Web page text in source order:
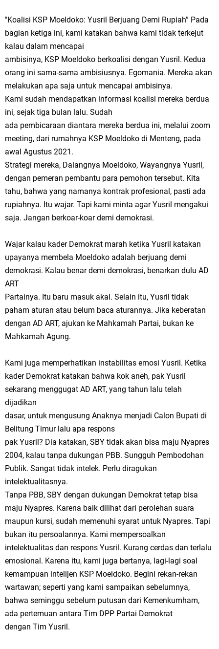
"Koalisi KSP Moeldoko: Yusril Berjuang Demi Rupiah” Pada
bagian ketiga ini, kami katakan bahwa kami tidak terkejut
kalau dalam mencapai
ambisinya, KSP Moeldoko berkoalisi dengan Yusril. Kedua
orang ini sama-sama ambisiusnya. Egomania. Mereka akan
melakukan apa saja untuk mencapai ambisinya.
Kami sudah mendapatkan informasi koalisi mereka berdua
ini, sejak tiga bulan lalu. Sudah
ada pembicaraan diantara mereka berdua ini, melalui zoom
meeting, dari rumahnya KSP Moeldoko di Menteng, pada
awal Agustus 2021.
Strategi mereka, Dalangnya Moeldoko, Wayangnya Yusril,
dengan pemeran pembantu para pemohon tersebut. Kita
tahu, bahwa yang namanya kontrak profesional, pasti ada
rupiahnya. Itu wajar. Tapi kami minta agar Yusril mengakui
saja. Jangan berkoar-koar demi demokrasi.
Wajar kalau kader Demokrat marah ketika Yusril katakan
upayanya membela Moeldoko adalah berjuang demi
demokrasi. Kalau benar demi demokrasi, benarkan dulu AD
ART
Partainya. Itu baru masuk akal. Selain itu, Yusril tidak
paham aturan atau belum baca aturannya. Jika keberatan
dengan AD ART, ajukan ke Mahkamah Partai, bukan ke
Mahkamah Agung.
Kami juga memperhatikan instabilitas emosi Yusril. Ketika
kader Demokrat katakan bahwa kok aneh, pak Yusril
sekarang menggugat AD ART, yang tahun lalu telah
dijadikan
dasar, untuk mengusung Anaknya menjadi Calon Bupati di
Belitung Timur lalu apa respons
pak Yusril? Dia katakan, SBY tidak akan bisa maju Nyapres
2004, kalau tanpa dukungan PBB. Sungguh Pembodohan
Publik. Sangat tidak intelek. Perlu diragukan
intelektualitasnya.
Tanpa PBB, SBY dengan dukungan Demokrat tetap bisa
maju Nyapres. Karena baik dilihat dari perolehan suara
maupun kursi, sudah memenuhi syarat untuk Nyapres. Tapi
bukan itu persoalannya. Kami mempersoalkan
intelektualitas dan respons Yusril. Kurang cerdas dan terlalu
emosional. Karena itu, kami juga bertanya, lagi-lagi soal
kemampuan intelijen KSP Moeldoko. Begini rekan-rekan
wartawan; seperti yang kami sampaikan sebelumnya,
bahwa seminggu sebelum putusan dari Kemenkumham,
ada pertemuan antara Tim DPP Partai Demokrat
dengan Tim Yusril.